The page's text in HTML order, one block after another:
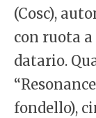
(Cosc),
con ruota
datario.
fondello),